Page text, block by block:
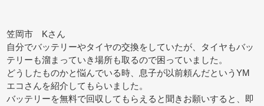
笠岡市 Kさん
自分でバッテリーやタイヤの交換をしていたが、タイヤもバッ
テリーも溜まっていき場所も取るので困っていました。
どうしたものかと悩んでいる時、息子が以前頼んだというYM
エコさんを紹介してもらいました。
バッテリーを無料で回収してもらえると聞きお願いすると、即